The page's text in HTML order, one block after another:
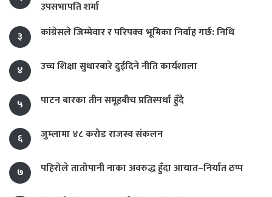
उपसभापति शर्मा
३
कांग्रेसले जिम्मेवार र परिपक्व भूमिका निर्वाह गर्छ: निधि
४ उच्च शिक्षा सुधारबारे दुईदिने नीति कार्यशाला
५ पाटन बारका तीन समूहबीच प्रतिस्पर्धा हुँदै
६ जुम्लामा ४८ करोड राजस्व संकलन
७ पहिरोले तातोपानी नाका अवरुद्ध हुँदा आयात–निर्यात ठप्प